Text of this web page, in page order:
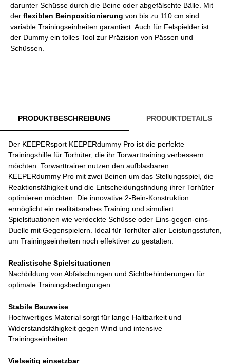
darunter Schüsse durch die Beine oder abgefälschte Bälle. Mit
der flexiblen Beinpositionierung von bis zu 110 cm sind
variable Trainingseinheiten garantiert. Auch für Felspielder ist
der Dummy ein tolles Tool zur Präzision von Pässen und
Schüssen.
PRODUKTBESCHREIBUNG PRODUKTDETAILS
Der KEEPERsport KEEPERdummy Pro ist die perfekte
Trainingshilfe für Torhüter, die ihr Torwarttraining verbessern
möchten. Torwarttrainer nutzen den aufblasbaren
KEEPERdummy Pro mit zwei Beinen um das Stellungsspiel, die
Reaktionsfähigkeit und die Entscheidungsfindung ihrer Torhüter
optimieren möchten. Die innovative 2-Bein-Konstruktion
ermöglicht ein realitätsnahes Training und simuliert
Spielsituationen wie verdeckte Schüsse oder Eins-gegen-eins-
Duelle mit Gegenspielern. Ideal für Torhüter aller Leistungsstufen,
um Trainingseinheiten noch effektiver zu gestalten.
Realistische Spielsituationen
Nachbildung von Abfälschungen und Sichtbehinderungen für
optimale Trainingsbedingungen
Stabile Bauweise
Hochwertiges Material sorgt für lange Haltbarkeit und
Widerstandsfähigkeit gegen Wind und intensive
Trainingseinheiten
Vielseitig einsetzbar